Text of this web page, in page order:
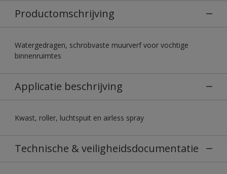
Productomschrijving
Watergedragen, schrobvaste muurverf voor vochtige
binnenruimtes
Applicatie beschrijving
Kwast, roller, luchtspuit en airless spray
Technische & veiligheidsdocumentatie